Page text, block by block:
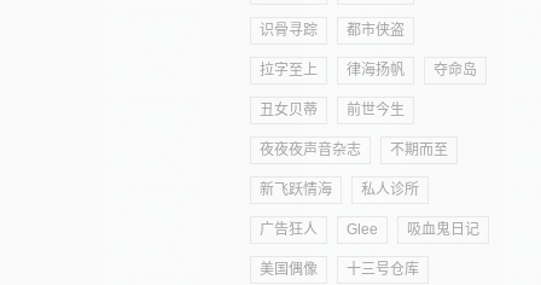
识骨寻踪 都市侠盗
拉字至上 律海扬帆 夺命岛
丑女贝蒂 前世今生
夜夜夜声音杂志 不期而至
新飞跃情海 私人诊所
广告狂人 Glee 吸血鬼日记
美国偶像 十三号仓库